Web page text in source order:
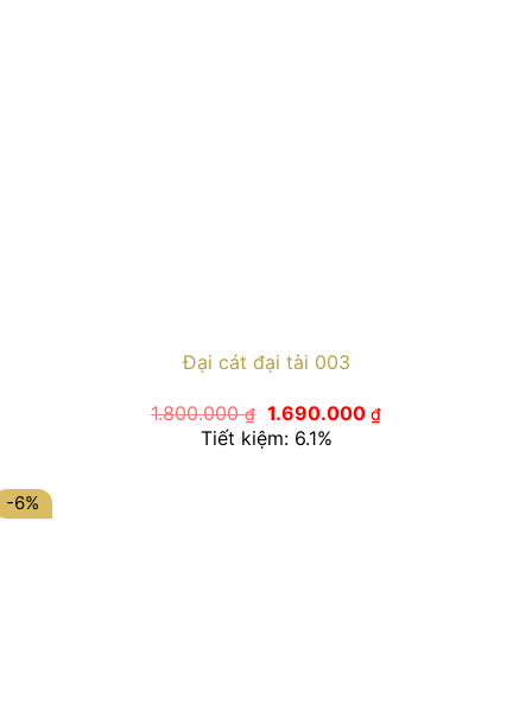
Đại cát đại tài 003
1.800.000₫ Giá
gốc
là:
1.690.000 ₫Giá
hiện
Tiết kiệm: 6.1%
-6%